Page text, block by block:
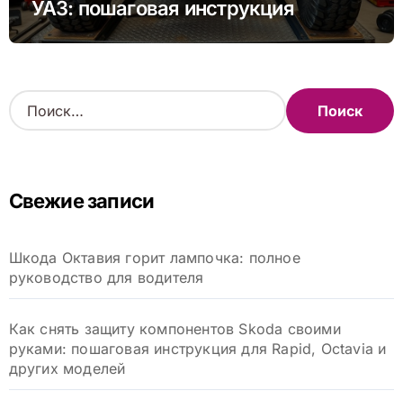
УАЗ: пошаговая инструкция
Н
а
:Свежие записи
Шкода Октавия горит лампочка: полное
руководство для водителя
Как снять защиту компонентов Skoda своими
руками: пошаговая инструкция для Rapid, Octavia и
других моделей